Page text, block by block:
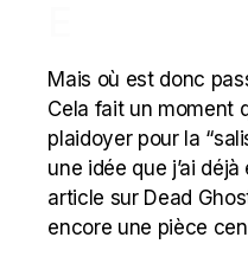
Mais où est donc
Cela fait un moment
plaidoyer pour la
une idée que j’ai
article sur Dead
encore une pièce